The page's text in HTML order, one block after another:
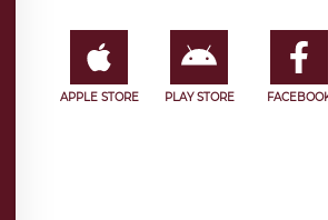
APPLE STORE PLAY STORE